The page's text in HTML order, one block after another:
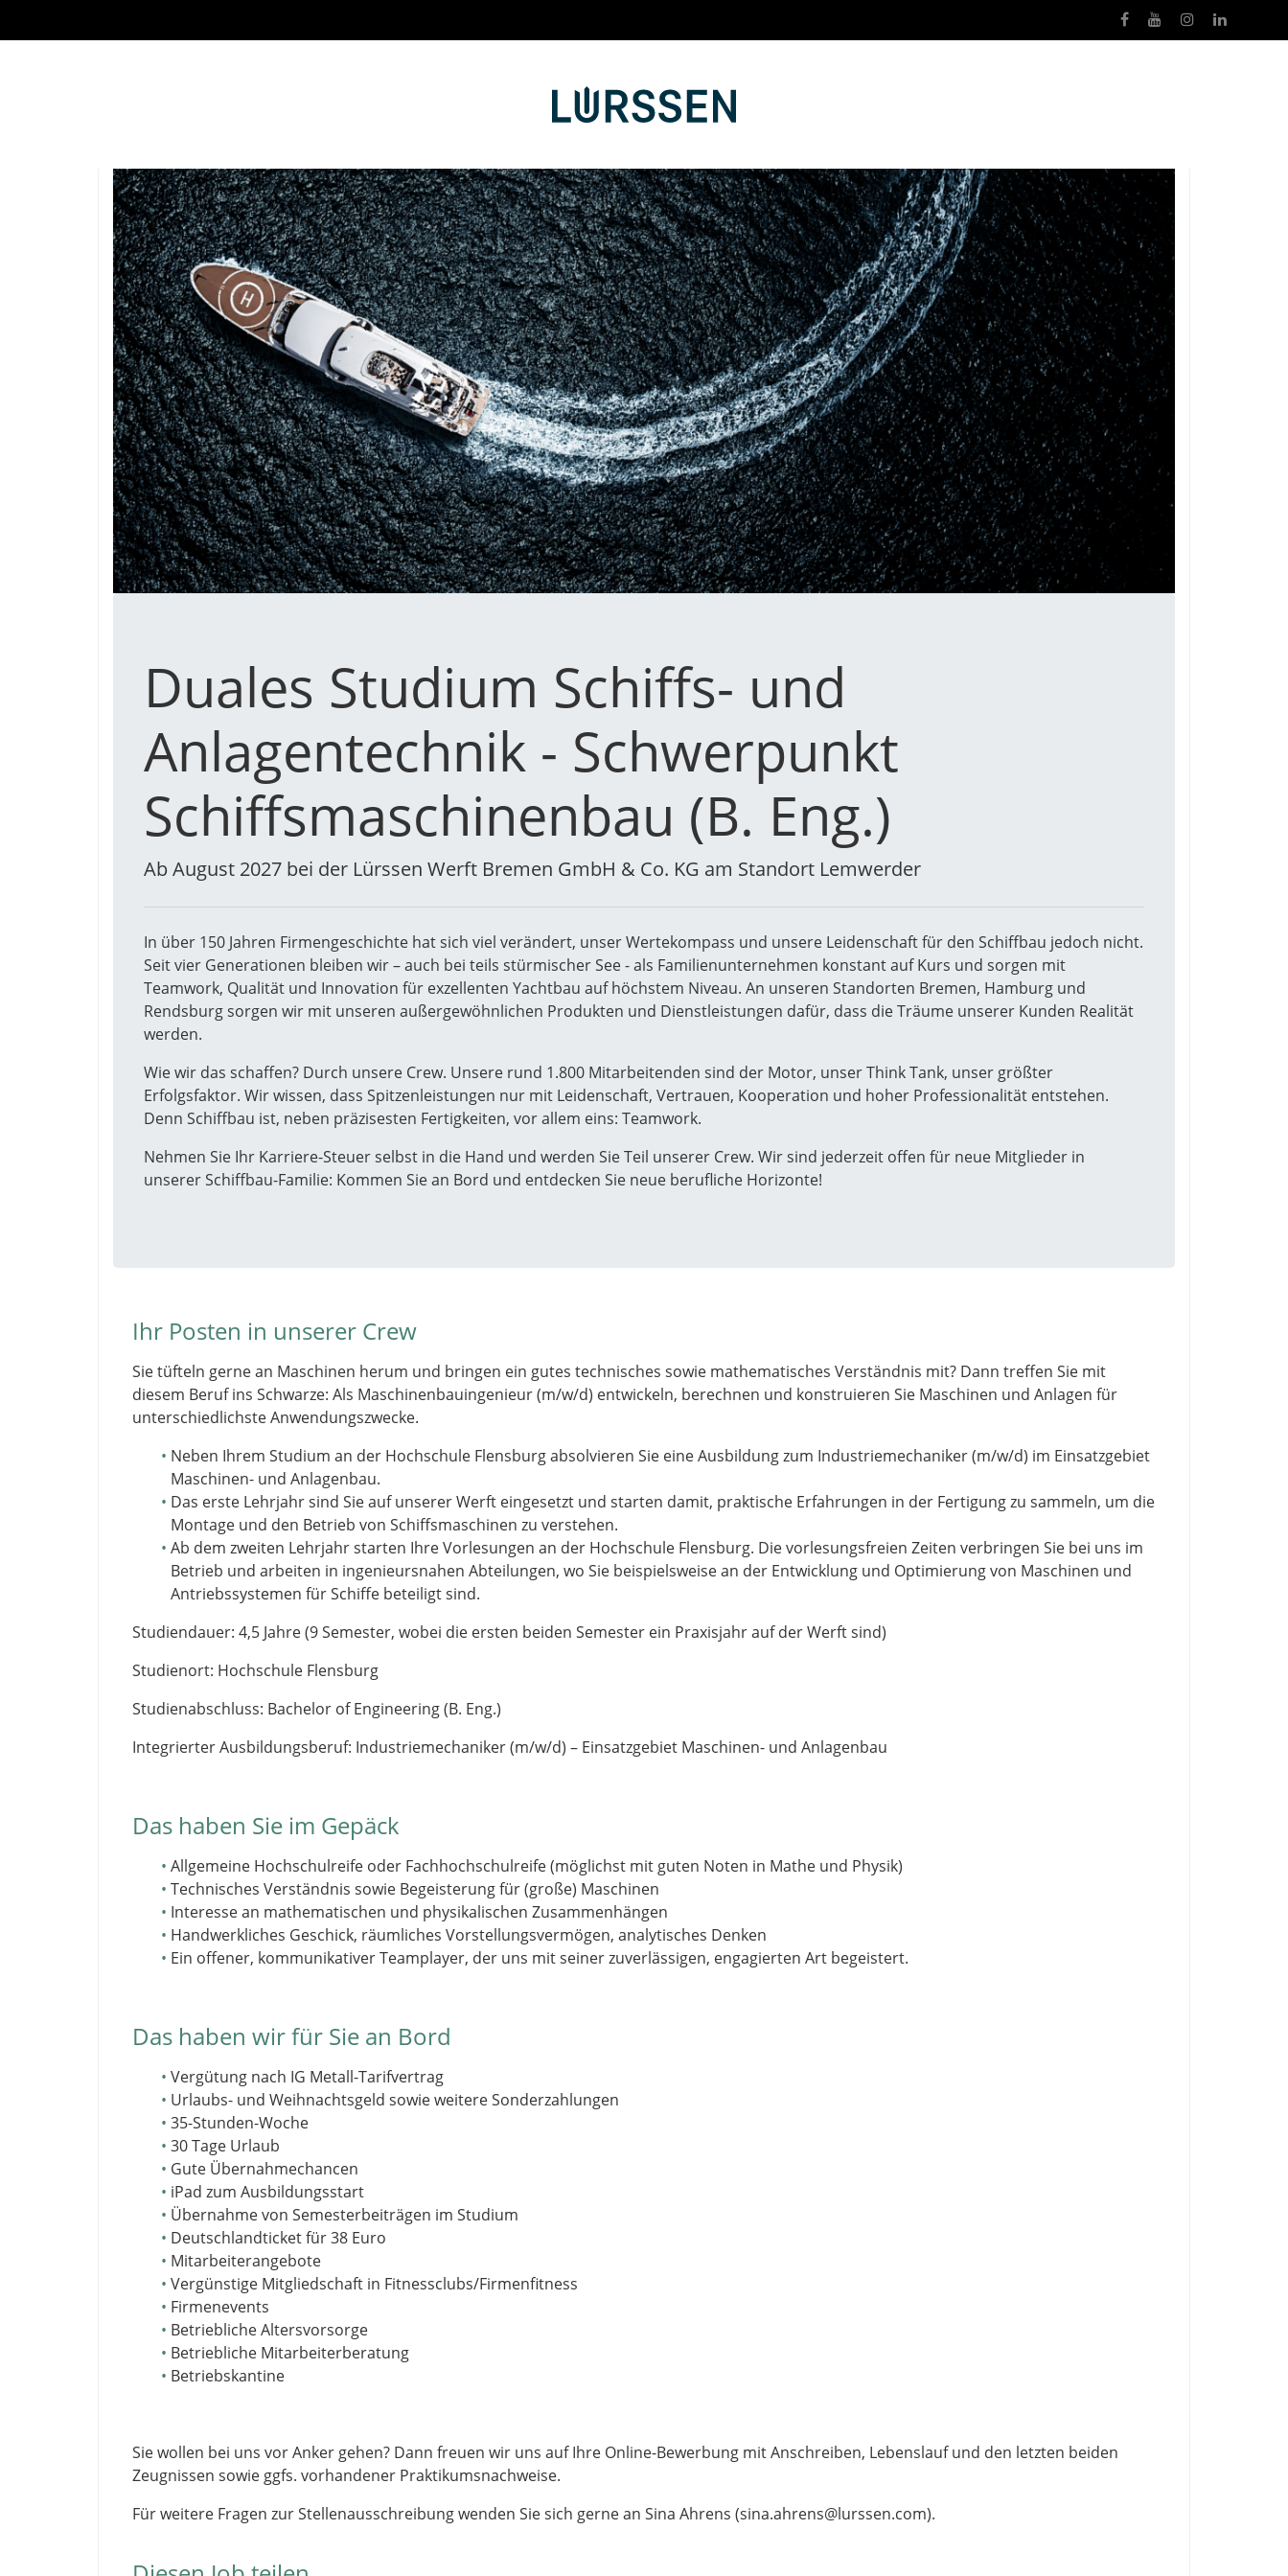
Duales Studium Schiffs- und
Anlagentechnik - Schwerpunkt
Schiffsmaschinenbau (B. Eng.)
Ab August 2027 bei der Lürssen Werft Bremen GmbH & Co. KG am Standort Lemwerder
In über 150 Jahren Firmengeschichte hat sich viel verändert, unser Wertekompass und unsere Leidenschaft für den Schiffbau jedoch nicht.
Seit vier Generationen bleiben wir – auch bei teils stürmischer See - als Familienunternehmen konstant auf Kurs und sorgen mit
Teamwork, Qualität und Innovation für exzellenten Yachtbau auf höchstem Niveau. An unseren Standorten Bremen, Hamburg und
Rendsburg sorgen wir mit unseren außergewöhnlichen Produkten und Dienstleistungen dafür, dass die Träume unserer Kunden Realität
werden.
Wie wir das schaffen? Durch unsere Crew. Unsere rund 1.800 Mitarbeitenden sind der Motor, unser Think Tank, unser größter
Erfolgsfaktor. Wir wissen, dass Spitzenleistungen nur mit Leidenschaft, Vertrauen, Kooperation und hoher Professionalität entstehen.
Denn Schiffbau ist, neben präzisesten Fertigkeiten, vor allem eins: Teamwork.
Nehmen Sie Ihr Karriere-Steuer selbst in die Hand und werden Sie Teil unserer Crew. Wir sind jederzeit offen für neue Mitglieder in
unserer Schiffbau-Familie: Kommen Sie an Bord und entdecken Sie neue berufliche Horizonte!
Ihr Posten in unserer Crew
Sie tüfteln gerne an Maschinen herum und bringen ein gutes technisches sowie mathematisches Verständnis mit? Dann treffen Sie mit
diesem Beruf ins Schwarze: Als Maschinenbauingenieur (m/w/d) entwickeln, berechnen und konstruieren Sie Maschinen und Anlagen für
unterschiedlichste Anwendungszwecke.
Neben Ihrem Studium an der Hochschule Flensburg absolvieren Sie eine Ausbildung zum Industriemechaniker (m/w/d) im Einsatzgebiet
Maschinen- und Anlagenbau.
Das erste Lehrjahr sind Sie auf unserer Werft eingesetzt und starten damit, praktische Erfahrungen in der Fertigung zu sammeln, um die
Montage und den Betrieb von Schiffsmaschinen zu verstehen.
Ab dem zweiten Lehrjahr starten Ihre Vorlesungen an der Hochschule Flensburg. Die vorlesungsfreien Zeiten verbringen Sie bei uns im
Betrieb und arbeiten in ingenieursnahen Abteilungen, wo Sie beispielsweise an der Entwicklung und Optimierung von Maschinen und
Antriebssystemen für Schiffe beteiligt sind.
Studiendauer: 4,5 Jahre (9 Semester, wobei die ersten beiden Semester ein Praxisjahr auf der Werft sind)
Studienort: Hochschule Flensburg
Studienabschluss: Bachelor of Engineering (B. Eng.)
Integrierter Ausbildungsberuf: Industriemechaniker (m/w/d) – Einsatzgebiet Maschinen- und Anlagenbau
Das haben Sie im Gepäck
Allgemeine Hochschulreife oder Fachhochschulreife (möglichst mit guten Noten in Mathe und Physik)
Technisches Verständnis sowie Begeisterung für (große) Maschinen
Interesse an mathematischen und physikalischen Zusammenhängen
Handwerkliches Geschick, räumliches Vorstellungsvermögen, analytisches Denken
Ein offener, kommunikativer Teamplayer, der uns mit seiner zuverlässigen, engagierten Art begeistert.
Das haben wir für Sie an Bord
Vergütung nach IG Metall-Tarifvertrag
Urlaubs- und Weihnachtsgeld sowie weitere Sonderzahlungen
35-Stunden-Woche
30 Tage Urlaub
Gute Übernahmechancen
iPad zum Ausbildungsstart
Übernahme von Semesterbeiträgen im Studium
Deutschlandticket für 38 Euro
Mitarbeiterangebote
Vergünstige Mitgliedschaft in Fitnessclubs/Firmenfitness
Firmenevents
Betriebliche Altersvorsorge
Betriebliche Mitarbeiterberatung
Betriebskantine
Sie wollen bei uns vor Anker gehen? Dann freuen wir uns auf Ihre Online-Bewerbung mit Anschreiben, Lebenslauf und den letzten beiden
Zeugnissen sowie ggfs. vorhandener Praktikumsnachweise.
Für weitere Fragen zur Stellenausschreibung wenden Sie sich gerne an Sina Ahrens (sina.ahrens@lurssen.com).